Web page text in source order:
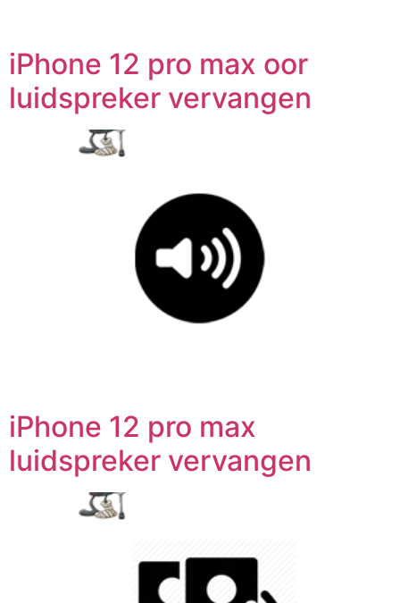
iPhone 12 pro max oor
luidspreker vervangen
iPhone 12 pro max
luidspreker vervangen